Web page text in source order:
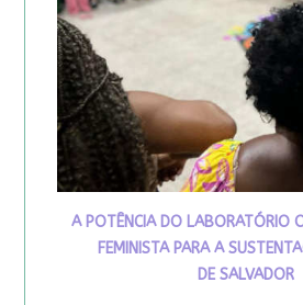
A POTÊNCIA DO LABORATÓRIO
FEMINISTA PARA A
DE SALVADOR